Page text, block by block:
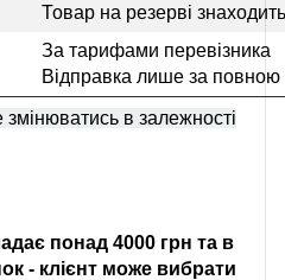
Товар на резерві
За тарифами перевізника
Відправка лише за
в залежності
понад 4000 грн та в
- клієнт може вибрати